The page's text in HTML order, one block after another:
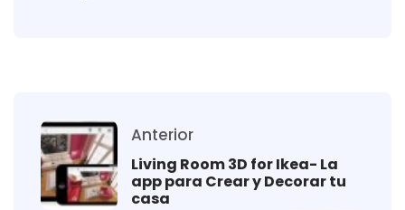
Anterior
Living Room 3D for Ikea- La
app para Crear y Decorar tu
casa